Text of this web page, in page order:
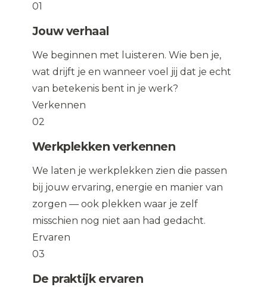
01
Jouw verhaal
We beginnen met luisteren. Wie ben je,
wat drijft je en wanneer voel jij dat je echt
van betekenis bent in je werk?
Verkennen
02
Werkplekken verkennen
We laten je werkplekken zien die passen
bij jouw ervaring, energie en manier van
zorgen — ook plekken waar je zelf
misschien nog niet aan had gedacht.
Ervaren
03
De praktijk ervaren